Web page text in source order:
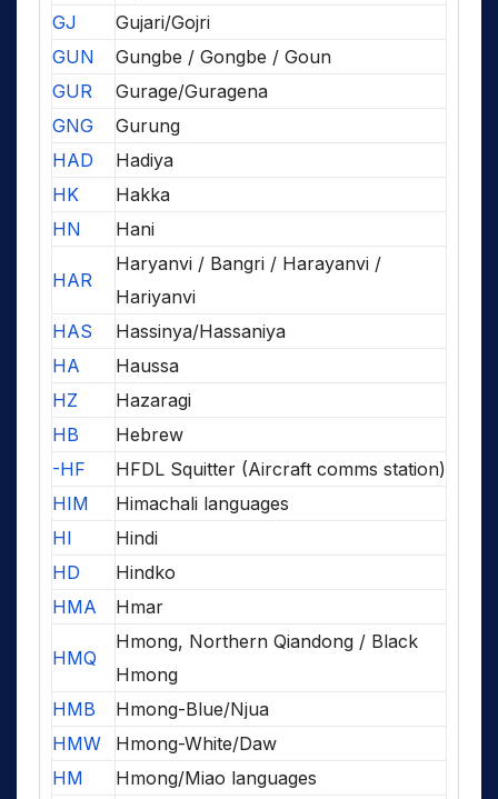
GJ
Gujari/Gojri
GUN
Gungbe / Gongbe / Goun
GUR
Gurage/Guragena
GNG
Gurung
HAD
Hadiya
HK
Hakka
HN
Hani
HAR
Haryanvi / Bangri / Harayanvi /
Hariyanvi
HAS
Hassinya/Hassaniya
HA
Haussa
HZ
Hazaragi
HB
Hebrew
-HF
HFDL Squitter (Aircraft comms station)
HIM
Himachali languages
HI
Hindi
HD
Hindko
HMA
Hmar
HMQ
Hmong, Northern Qiandong / Black
Hmong
HMB
Hmong-Blue/Njua
HMW
Hmong-White/Daw
HM
Hmong/Miao languages